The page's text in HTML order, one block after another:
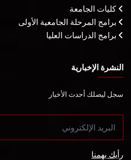
كليات الجامعة
برامج المرحلة الجامعية الأولى
برامج الدراسات العليا
النشرة الإخبارية
سجل ليصلك أحدث الأخبار
رأيك يهمنا